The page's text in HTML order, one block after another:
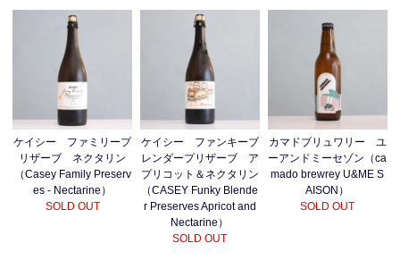
ケイシー ファミリープ
リザーブ ネクタリン
（Casey Family Preserv
es - Nectarine）
SOLD OUT
ケイシー ファンキーブ
レンダープリザーブ ア
プリコット＆ネクタリン
（CASEY Funky Blende
r Preserves Apricot and
Nectarine）
SOLD OUT
カマドブリュワリー ユ
ーアンドミーセゾン（ca
mado brewrey U&ME S
AISON）
SOLD OUT